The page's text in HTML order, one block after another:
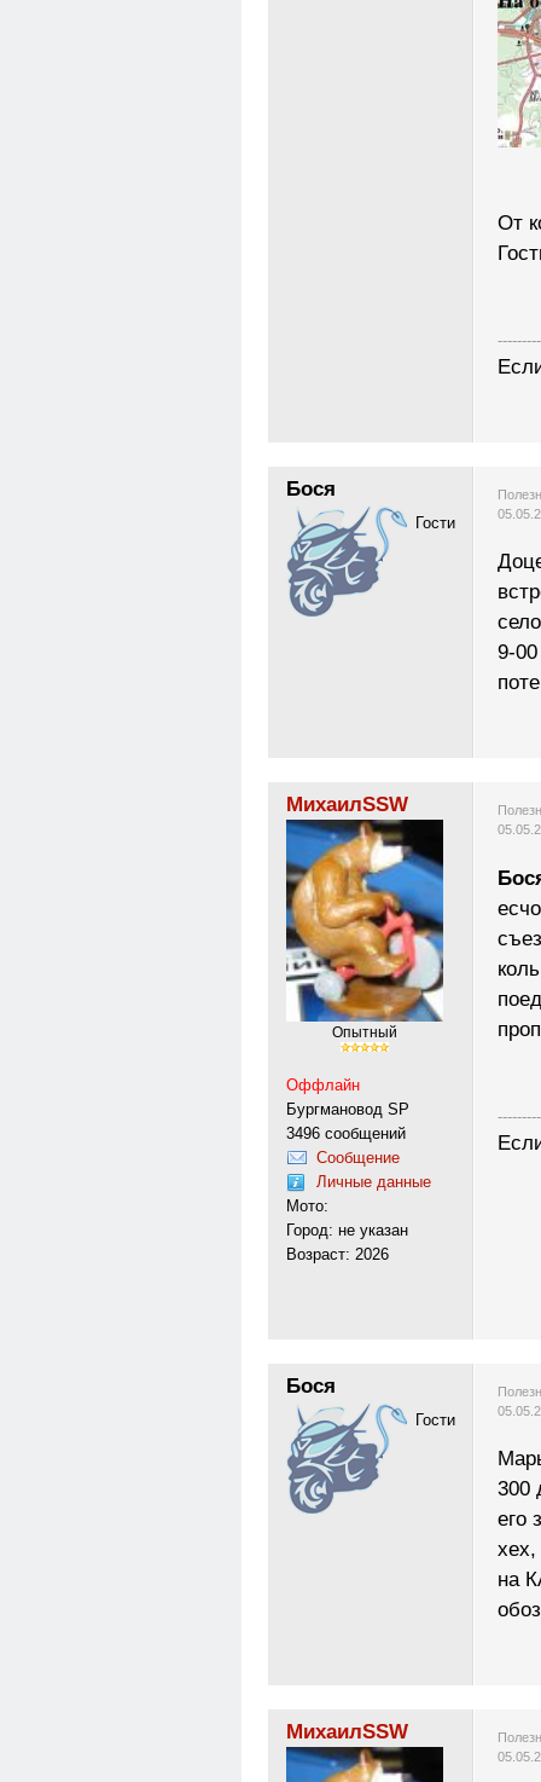
От
Бося
Гости
9-
МихаилSSW
Опытный
Оффлайн
Бургмановод SP
3496 сообщений
Сообщение
Личные данные
Мото:
Город: не указан
Возраст: 2026
Бося
Гости
300
его
хех,
на
МихаилSSW